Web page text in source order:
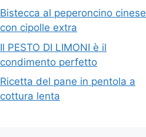
Bistecca al peperoncino cinese
con cipolle extra
Il PESTO DI LIMONI è il
condimento perfetto
Ricetta del pane in pentola a
cottura lenta